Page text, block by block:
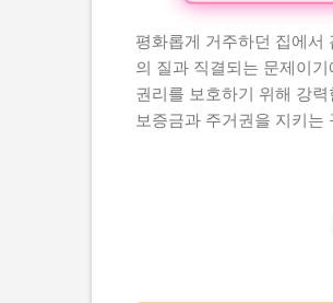
평화롭게 거주하던 집에서
의 질과 직결되는 문제이
권리를 보호하기 위해 강
보증금과 주거권을 지키는